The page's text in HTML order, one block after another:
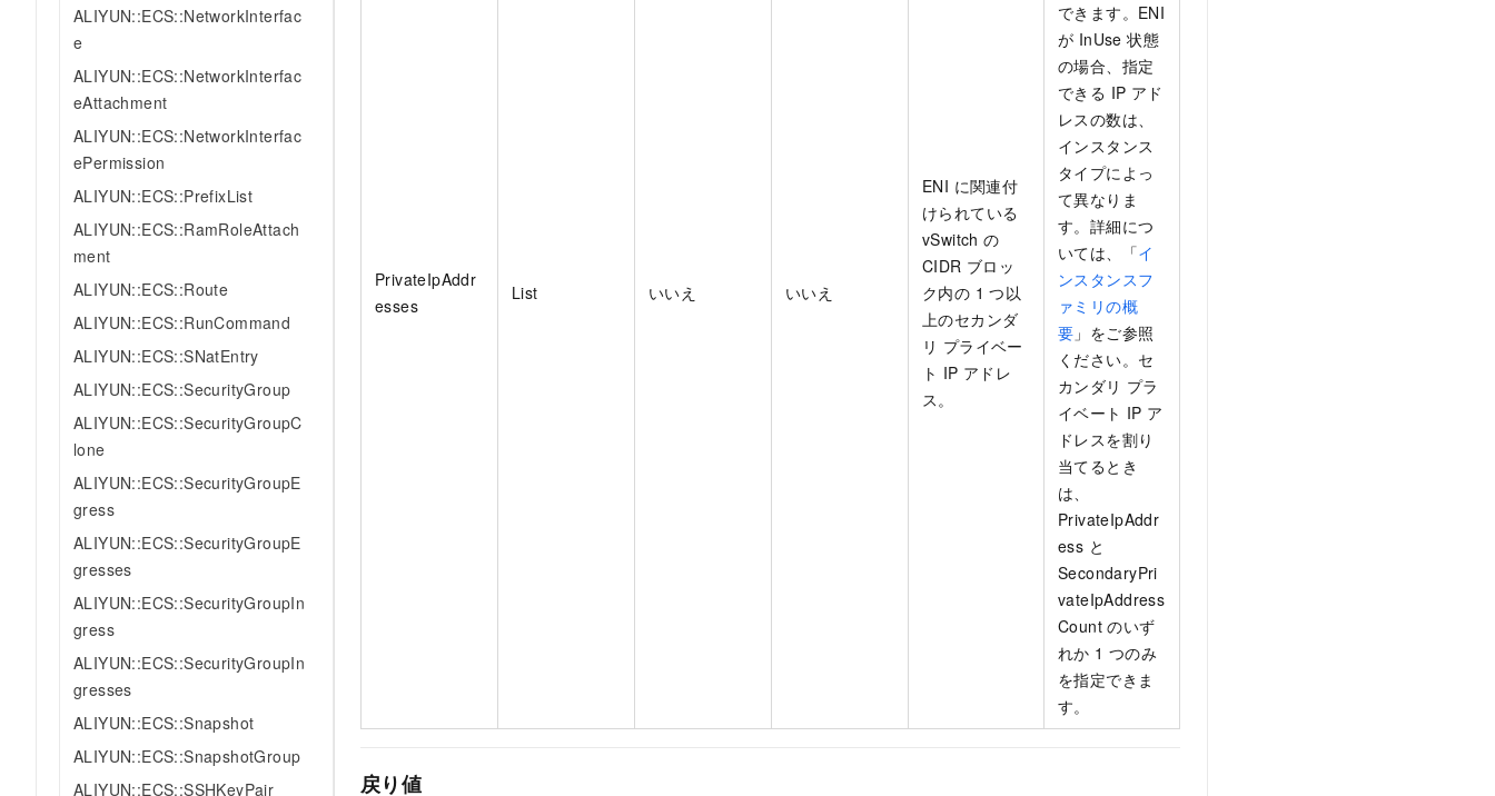
ALIYUN::ECS::NetworkInterfac
e
ALIYUN::ECS::NetworkInterfac
eAttachment
ALIYUN::ECS::NetworkInterfac
ePermission
ALIYUN::ECS::PrefixList
ALIYUN::ECS::RamRoleAttach
ment
ALIYUN::ECS::Route
ALIYUN::ECS::RunCommand
ALIYUN::ECS::SNatEntry
ALIYUN::ECS::SecurityGroup
ALIYUN::ECS::SecurityGroupC
lone
ALIYUN::ECS::SecurityGroupE
gress
ALIYUN::ECS::SecurityGroupE
gresses
ALIYUN::ECS::SecurityGroupIn
gress
ALIYUN::ECS::SecurityGroupIn
gresses
ALIYUN::ECS::Snapshot
ALIYUN::ECS::SnapshotGroup
ALIYUN::ECS::SSHKeyPair
PrivateIpAddr
esses
List いいえ いいえ
ENI に関連付
けられている
vSwitch の
CIDR ブロッ
ク内の 1 つ以
上のセカンダ
リ プライベー
ト IP アドレ
ス。
できます。ENI
が InUse 状態
の場合、指定
できる IP アド
レスの数は、
インスタンス
タイプによっ
て異なりま
す。詳細につ
いては、「イ
ンスタンスフ
ァミリの概
要 」をご参照
ください。セ
カンダリ プラ
イベート IP ア
ドレスを割り
当てるとき
は、
PrivateIpAddr
ess と
SecondaryPri
vateIpAddress
Count のいず
れか 1 つのみ
を指定できま
す。
戻り値